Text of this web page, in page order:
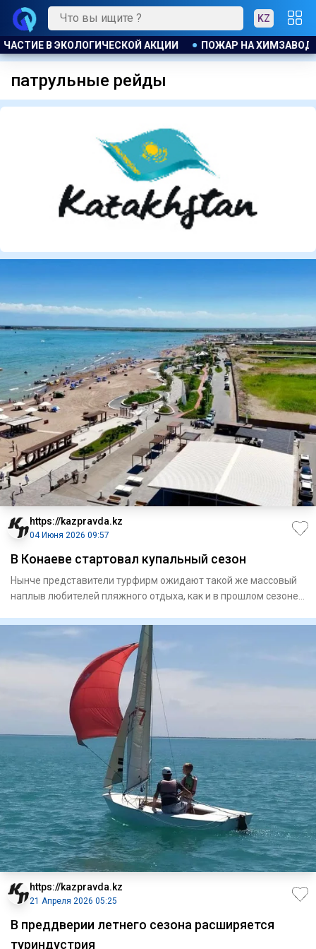
KZ
В ЭКОЛОГИЧЕСКОЙ АКЦИИ ПОЖАР НА ХИМЗАВОДЕ
патрульные рейды
https://kazpravda.kz
04 Июня 2026 09:57
В Конаеве стартовал купальный сезон
Нынче представители турфирм ожидают такой же массовый
наплыв любителей пляжного отдыха, как и в прошлом сезоне.
https://kazpravda.kz
21 Апреля 2026 05:25
В преддверии летнего сезона расширяется
туриндустрия